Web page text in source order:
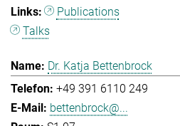
Publications
Talks
Dr. Katja Bettenbrock
+49 391 6110 249
bettenbrock@...